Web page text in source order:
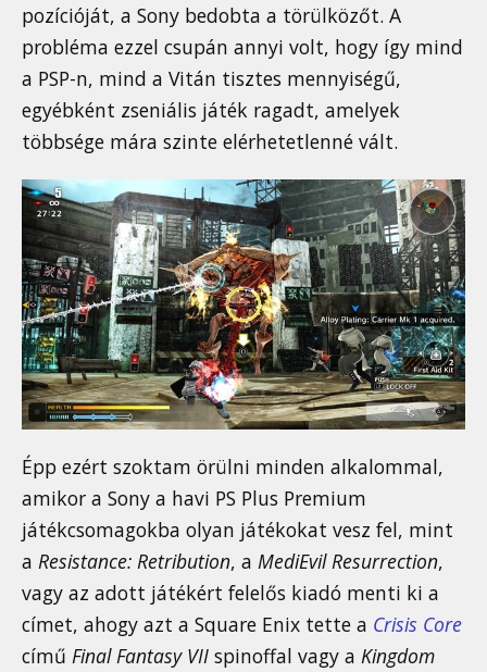
pozícióját, a Sony bedobta a törülközőt. A
probléma ezzel csupán annyi volt, hogy így mind
a PSP-n, mind a Vitán tisztes mennyiségű,
egyébként zseniális játék ragadt, amelyek
többsége mára szinte elérhetetlenné vált.
Épp ezért szoktam örülni minden alkalommal,
amikor a Sony a havi PS Plus Premium
játékcsomagokba olyan játékokat vesz fel, mint
a Resistance: Retribution, a MediEvil Resurrection,
vagy az adott játékért felelős kiadó menti ki a
címet, ahogy azt a Square Enix tette a Crisis Core
című Final Fantasy VII spinoffal vagy a Kingdom